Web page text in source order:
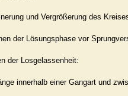
und Vergrößerung des
der Lösungsphase vor
der Losgelassenheit:
innerhalb einer Gangart und